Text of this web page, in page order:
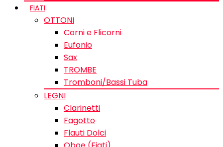
FIATI
OTTONI
Corni e Flicorni
Eufonio
Sax
TROMBE
Tromboni/Bassi Tuba
LEGNI
Clarinetti
Fagotto
Flauti Dolci